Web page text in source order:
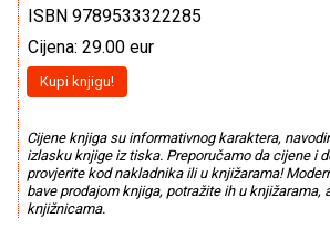
ISBN 9789533322285
Cijena: 29.00 eur
Kupi knjigu!
Cijene knjiga su informativnog karaktera,
izlasku knjige iz tiska. Preporučamo da cijene i
provjerite kod nakladnika ili u knjižarama!
bave prodajom knjiga, potražite ih u knjižarama,
knjižnicama.